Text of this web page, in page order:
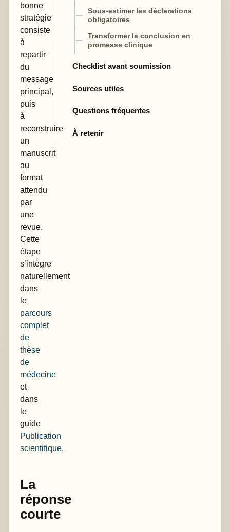
bonne
stratégie
consiste
à
repartir
du
message
principal,
puis
à
reconstruire
un
manuscrit
au
format
attendu
par
une
revue.
Cette
étape
s’intègre
naturellement
dans
le
parcours
complet
de
thèse
de
médecine
et
dans
le
guide
Publication
scientifique.
La
réponse
courte
Sous-estimer les déclarations
obligatoires
Transformer la conclusion en
promesse clinique
Checklist avant soumission
Sources utiles
Questions fréquentes
À retenir